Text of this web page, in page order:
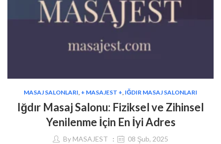
MASAJ SALONLARI + MASAJEST + IĞDIR MASAJ SALONLARI
Iğdır Masaj Salonu: Fiziksel ve Zihinsel
Yenilenme İçin En İyi Adres
By MASAJEST 08 Şub, 2025